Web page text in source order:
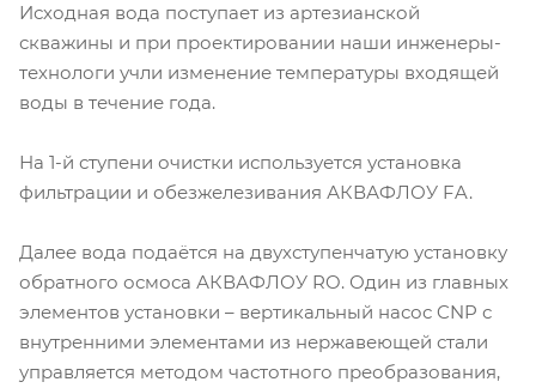
Исходная вода поступает из артезианской
скважины и при проектировании наши инженеры-
технологи учли изменение температуры входящей
воды в течение года.
На 1-й ступени очистки используется установка
фильтрации и обезжелезивания АКВАФЛОУ FA.
Далее вода подаётся на двухступенчатую установку
обратного осмоса АКВАФЛОУ RO. Один из главных
элементов установки – вертикальный насос CNP с
внутренними элементами из нержавеющей стали
управляется методом частотного преобразования,